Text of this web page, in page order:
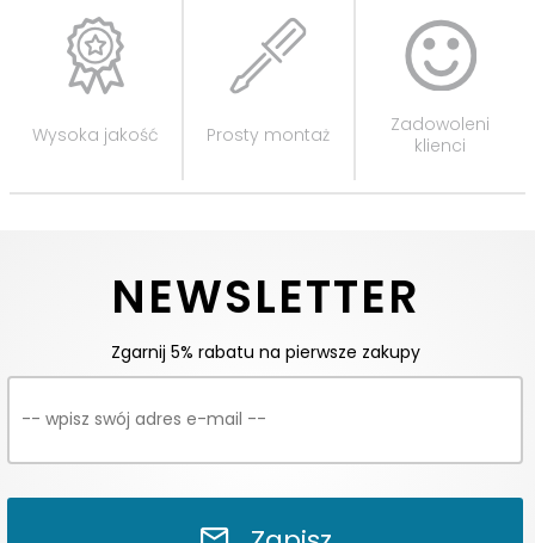
78
932 933
Wysoka jakość Prosty montaż
Zadowoleni
klienci
NEWSLETTER
Zgarnij 5% rabatu na pierwsze zakupy